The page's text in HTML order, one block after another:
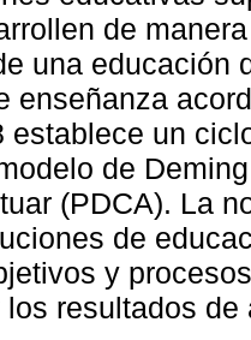
de
una educación
enseñanza
establece un
de
(PDCA). La
de
y
resultados de